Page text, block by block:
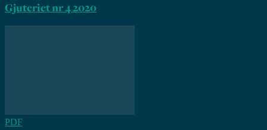
Gjuteriet nr 4 2020
PDF